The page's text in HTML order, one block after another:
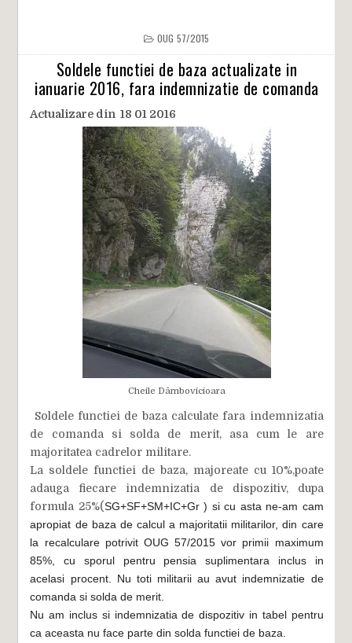
OUG 57/2015
Soldele functiei de baza actualizate in
ianuarie 2016, fara indemnizatie de comanda
Actualizare din 18 01 2016
Cheile Dâmbovicioara
Soldele functiei de baza calculate fara indemnizatia
de comanda si solda de merit, asa cum le are
majoritatea cadrelor militare.
La soldele functiei de baza, majoreate cu 10%,poate
adauga fiecare indemnizatia de dispozitiv, dupa
formula 25%(SG+SF+SM+IC+Gr ) si cu asta ne-am cam
apropiat de baza de calcul a majoritatii militarilor, din care
la recalculare potrivit OUG 57/2015 vor primii maximum
85%, cu sporul pentru pensia suplimentara inclus in
acelasi procent. Nu toti militarii au avut indemnizatie de
comanda si solda de merit.
Nu am inclus si indemnizatia de dispozitiv in tabel pentru
ca aceasta nu face parte din solda functiei de baza.